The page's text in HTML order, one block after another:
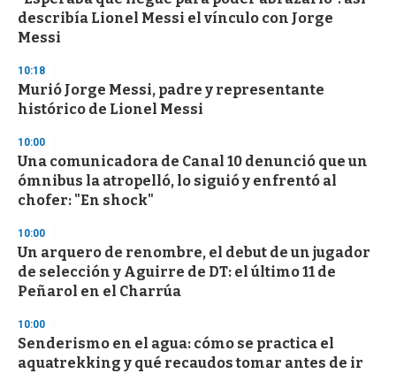
describía Lionel Messi el vínculo con Jorge
Messi
10:18
Murió Jorge Messi, padre y representante
histórico de Lionel Messi
10:00
Una comunicadora de Canal 10 denunció que un
ómnibus la atropelló, lo siguió y enfrentó al
chofer: "En shock"
10:00
Un arquero de renombre, el debut de un jugador
de selección y Aguirre de DT: el último 11 de
Peñarol en el Charrúa
10:00
Senderismo en el agua: cómo se practica el
aquatrekking y qué recaudos tomar antes de ir